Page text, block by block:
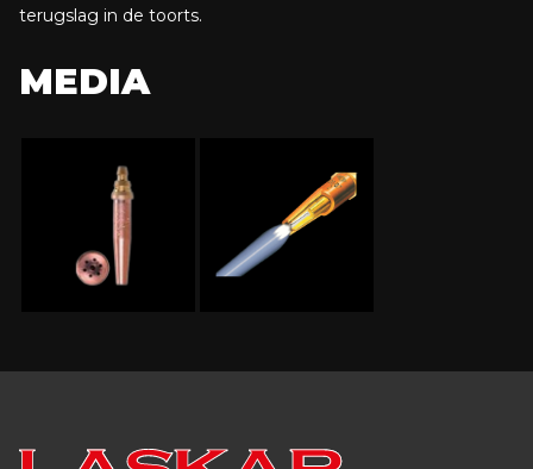
terugslag in de toorts.
MEDIA